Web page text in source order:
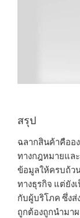
สรุป
ฉลากสินค้าคืออ
ทางกฎหมายและ
ข้อมูลให้ครบถ้ว
ทางธุรกิจ แต่ยัง
กับผู้บริโภค ซึ่งส่
ถูกต้องถูกนำมา